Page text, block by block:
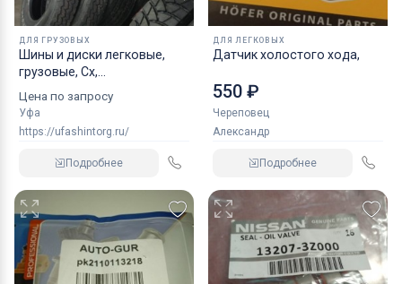
ДЛЯ ГРУЗОВЫХ
Шины и диски легковые,
грузовые, Сх,
Цена по запросу
Уфа
https://ufashintorg.ru/
Подробнее
ДЛЯ ЛЕГКОВЫХ
Датчик холостого хода,
550 ₽
Череповец
Александр
Подробнее